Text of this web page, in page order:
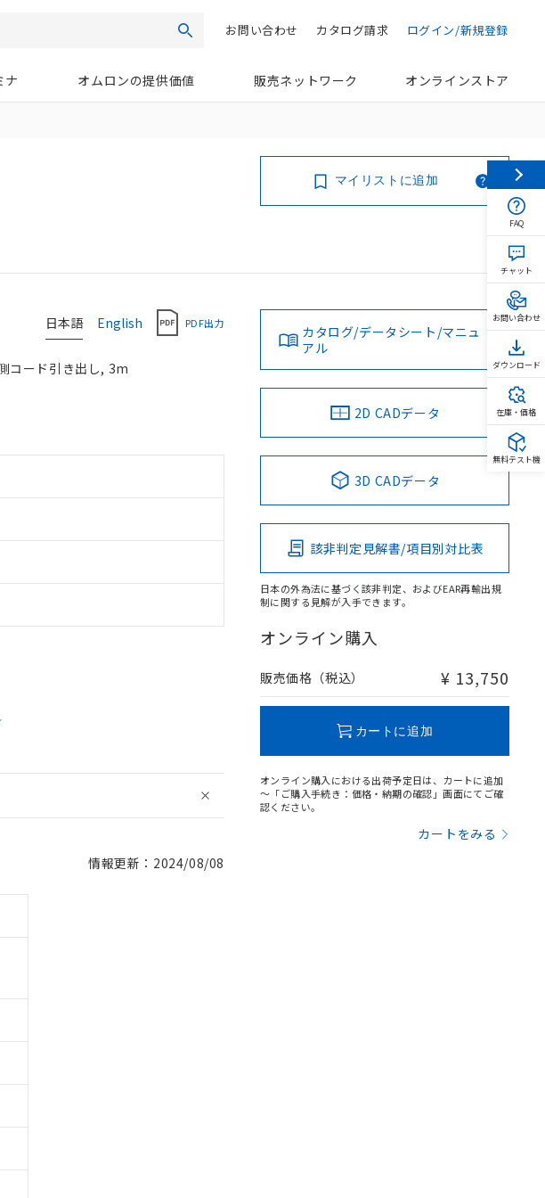
検索 ログイン/新規登録
カタログ請求
お問い合わせ
ナ オムロンの提供価値 販売ネットワーク オンラインストア
マイリストに追加
日本語 English PDF出力
コード引き出し, 3m
情報更新：2024/08/08
カタログ/データシート/マニュ
アル
2D CADデータ
3D CADデータ
該非判定見解書/項目別対比表
日本の外為法に基づく該非判定、およびEAR再輸出規
制に関する見解が入手できます。
オンライン購入
販売価格（税込） ¥ 13,750
カートに追加
オンライン購入における出荷予定日は、カートに追加
～「ご購入手続き：価格・納期の確認」画面にてご確
認ください。
カートをみる
FAQ
チャット
お問い合わせ
ダウンロード
在庫・価格
無料テスト機